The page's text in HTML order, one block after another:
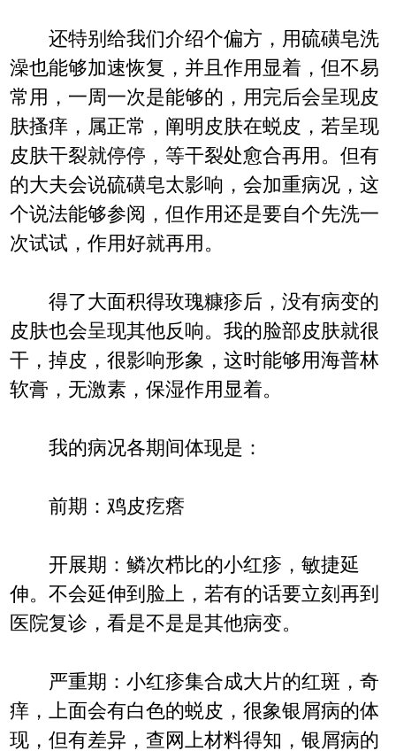
还特别给我们介绍个偏方，用硫磺皂洗
澡也能够加速恢复，并且作用显着，但不易
常用，一周一次是能够的，用完后会呈现皮
肤搔痒，属正常，阐明皮肤在蜕皮，若呈现
皮肤干裂就停停，等干裂处愈合再用。但有
的大夫会说硫磺皂太影响，会加重病况，这
个说法能够参阅，但作用还是要自个先洗一
次试试，作用好就再用。
得了大面积得玫瑰糠疹后，没有病变的
皮肤也会呈现其他反响。我的脸部皮肤就很
干，掉皮，很影响形象，这时能够用海普林
软膏，无激素，保湿作用显着。
我的病况各期间体现是：
前期：鸡皮疙瘩
开展期：鳞次栉比的小红疹，敏捷延
伸。不会延伸到脸上，若有的话要立刻再到
医院复诊，看是不是是其他病变。
严重期：小红疹集合成大片的红斑，奇
痒，上面会有白色的蜕皮，很象银屑病的体
现，但有差异，查网上材料得知，银屑病的